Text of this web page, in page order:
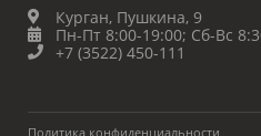
Курган, Пушкина, 9
Пн-Пт 8:00-19:00; Сб-Вс
+7 (3522) 450-111
Политика конфиденциальности